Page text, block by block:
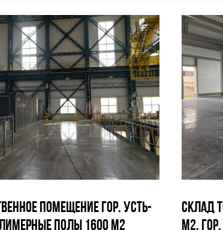
ПОМЕЩЕНИЕ ГОР. УСТЬ-
ПОЛЫ 1600 М2
СКЛАД
М2,